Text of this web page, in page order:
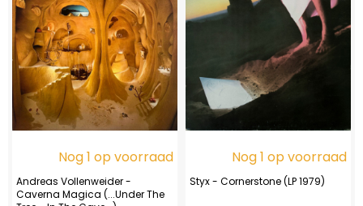
Nog 1 op voorraad
Andreas Vollenweider -
Caverna Magica (...Under The
Nog 1 op voorraad
Styx - Cornerstone (LP 1979)